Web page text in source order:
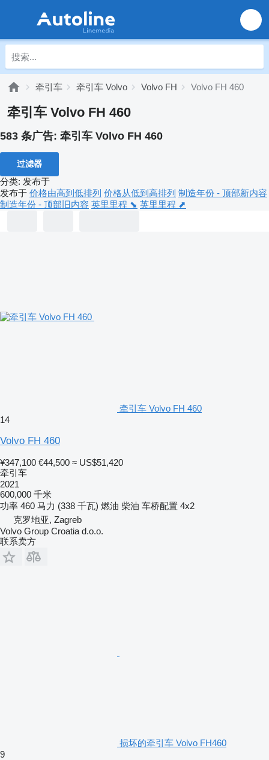
牵引车 牵引车 Volvo Volvo FH Volvo FH 460
牵引车 Volvo FH 460
583 条广告: 牵引车 Volvo FH 460
过滤器
分类: 发布于
发布于 价格由高到低排列 价格从低到高排列 制造年份 - 顶部新内容
制造年份 - 顶部旧内容 英里里程 ⬊ 英里里程 ⬈
牵引车 Volvo FH 460
14
Volvo FH 460
¥347,100 €44,500 ≈ US$51,420
牵引车
2021
600,000 千米
功率 460 马力 (338 千瓦) 燃油 柴油 车桥配置 4x2
克罗地亚, Zagreb
Volvo Group Croatia d.o.o.
联系卖方
损坏的牵引车 Volvo FH460
9